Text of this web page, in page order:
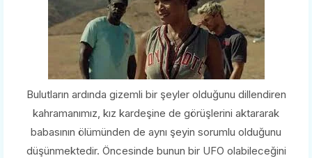
Bulutların ardında gizemli bir şeyler olduğunu dillendiren
kahramanımız, kız kardeşine de görüşlerini aktararak
babasının ölümünden de aynı şeyin sorumlu olduğunu
düşünmektedir. Öncesinde bunun bir UFO olabileceğini